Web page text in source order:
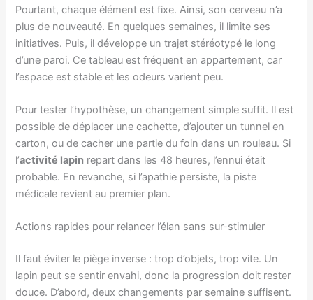
Pourtant, chaque élément est fixe. Ainsi, son cerveau n’a
plus de nouveauté. En quelques semaines, il limite ses
initiatives. Puis, il développe un trajet stéréotypé le long
d’une paroi. Ce tableau est fréquent en appartement, car
l’espace est stable et les odeurs varient peu.
Pour tester l’hypothèse, un changement simple suffit. Il est
possible de déplacer une cachette, d’ajouter un tunnel en
carton, ou de cacher une partie du foin dans un rouleau. Si
l’activité lapin repart dans les 48 heures, l’ennui était
probable. En revanche, si l’apathie persiste, la piste
médicale revient au premier plan.
Actions rapides pour relancer l’élan sans sur-stimuler
Il faut éviter le piège inverse : trop d’objets, trop vite. Un
lapin peut se sentir envahi, donc la progression doit rester
douce. D’abord, deux changements par semaine suffisent.